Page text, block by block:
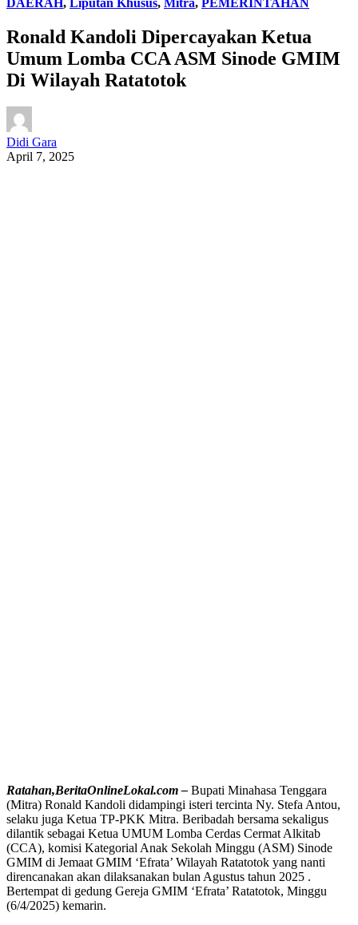
Ronald Kandoli Dipercayakan Ketua
Umum Lomba CCA ASM Sinode GMIM
Di Wilayah Ratatotok
Didi Gara
April 7, 2025
Ratahan,BeritaOnlineLokal.com – Bupati Minahasa Tenggara
(Mitra) Ronald Kandoli didampingi isteri tercinta Ny. Stefa Antou,
selaku juga Ketua TP-PKK Mitra. Beribadah bersama sekaligus
dilantik sebagai Ketua UMUM Lomba Cerdas Cermat Alkitab
(CCA), komisi Kategorial Anak Sekolah Minggu (ASM) Sinode
GMIM di Jemaat GMIM ‘Efrata’ Wilayah Ratatotok yang nanti
direncanakan akan dilaksanakan bulan Agustus tahun 2025 .
Bertempat di gedung Gereja GMIM ‘Efrata’ Ratatotok, Minggu
(6/4/2025) kemarin.